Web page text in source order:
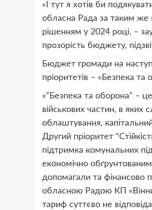
«І тут я хотів би
обласна Рада за таким же
рішенням у 2024 році, –
прозорість бюджету,
Бюджет громади на
пріоритетів – «Безпека та
«”Безпека та оборона” –
військових частин, в яких
облаштування,
Другий пріоритет
підтримка комунальних
економічно
допомагали та фінансово
обласною Радою КП
тариф суттєво не